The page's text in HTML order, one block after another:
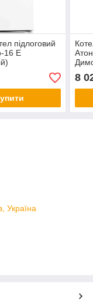
підлоговий
16 E
8
Україна